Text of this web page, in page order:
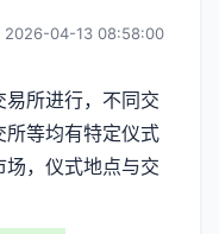
2026-04-13 08:58:00
所进行，不同交
等均有特定仪式
，仪式地点与交